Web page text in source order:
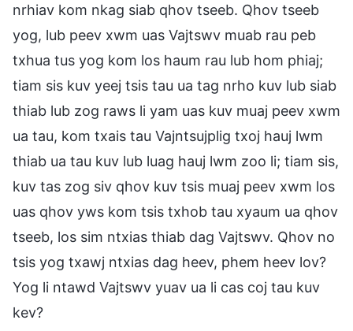
nrhiav kom nkag siab qhov tseeb. Qhov tseeb
yog, lub peev xwm uas Vajtswv muab rau peb
txhua tus yog kom los haum rau lub hom phiaj;
tiam sis kuv yeej tsis tau ua tag nrho kuv lub siab
thiab lub zog raws li yam uas kuv muaj peev xwm
ua tau, kom txais tau Vajntsujplig txoj hauj lwm
thiab ua tau kuv lub luag hauj lwm zoo li; tiam sis,
kuv tas zog siv qhov kuv tsis muaj peev xwm los
uas qhov yws kom tsis txhob tau xyaum ua qhov
tseeb, los sim ntxias thiab dag Vajtswv. Qhov no
tsis yog txawj ntxias dag heev, phem heev lov?
Yog li ntawd Vajtswv yuav ua li cas coj tau kuv
kev?